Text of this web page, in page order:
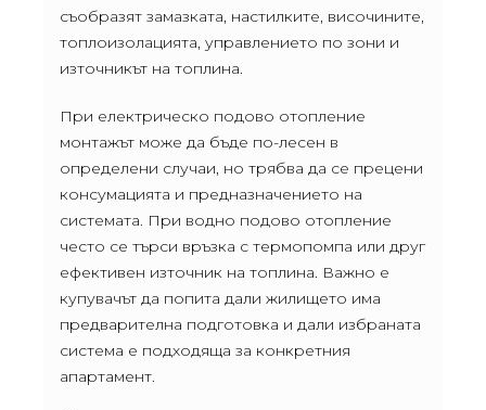
съобразят замазката, настилките, височините,
топлоизолацията, управлението по зони и
източникът на топлина.
При електрическо подово отопление
монтажът може да бъде по-лесен в
определени случаи, но трябва да се прецени
консумацията и предназначението на
системата. При водно подово отопление
често се търси връзка с термопомпа или друг
ефективен източник на топлина. Важно е
купувачът да попита дали жилището има
предварителна подготовка и дали избраната
система е подходяща за конкретния
апартамент.